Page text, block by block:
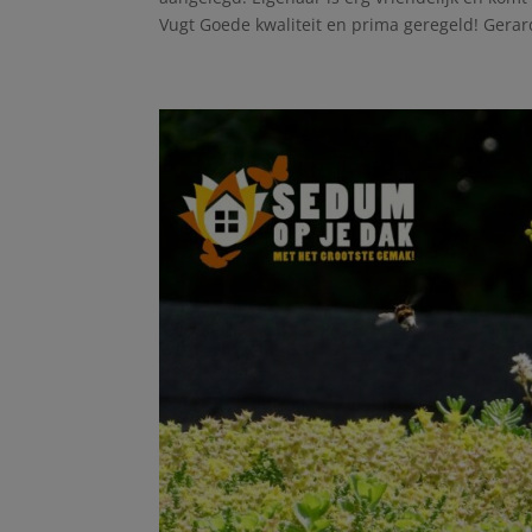
Vugt Goede kwaliteit en prima geregeld!